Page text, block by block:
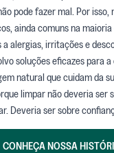
pode fazer mal. Por isso,
ainda comuns na
alergias, irritações e
soluções eficazes para
natural que cuidam da
limpar não deveria ser
Deveria ser sobre
CONHEÇA NOSSA